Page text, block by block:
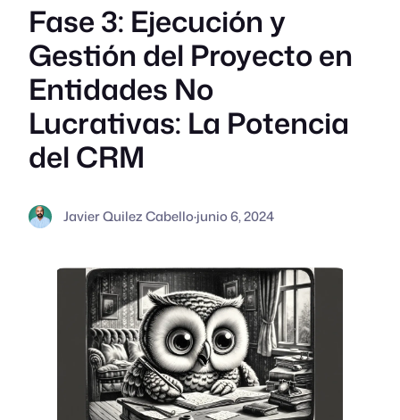
Fase 3: Ejecución y
Gestión del Proyecto en
Entidades No
Lucrativas: La Potencia
del CRM
Javier Quilez Cabello·junio 6, 2024